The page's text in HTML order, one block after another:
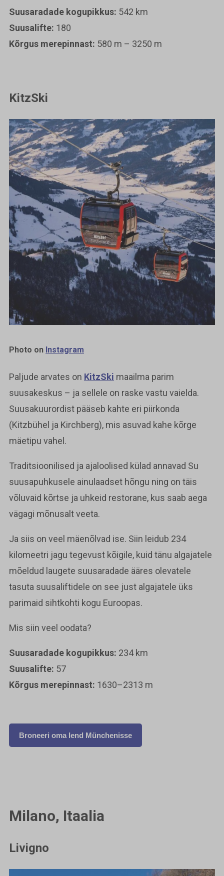
Suusaradade kogupikkus: 542 km
Suusalifte: 180
Kõrgus merepinnast: 580 m – 3250 m
KitzSki
Photo on Instagram
Paljude arvates on KitzSki maailma parim
suusakeskus – ja sellele on raske vastu vaielda.
Suusakuurordist pääseb kahte eri piirkonda
(Kitzbühel ja Kirchberg), mis asuvad kahe kõrge
mäetipu vahel.
Traditsioonilised ja ajaloolised külad annavad Su
suusapuhkusele ainulaadset hõngu ning on täis
võluvaid kõrtse ja uhkeid restorane, kus saab aega
vägagi mõnusalt veeta.
Ja siis on veel mäenõlvad ise. Siin leidub 234
kilomeetri jagu tegevust kõigile, kuid tänu algajatele
mõeldud laugete suusaradade ääres olevatele
tasuta suusaliftidele on see just algajatele üks
parimaid sihtkohti kogu Euroopas.
Mis siin veel oodata?
Suusaradade kogupikkus: 234 km
Suusalifte: 57
Kõrgus merepinnast: 1630–2313 m
Broneeri oma lend Münchenisse
Milano, Itaalia
Livigno